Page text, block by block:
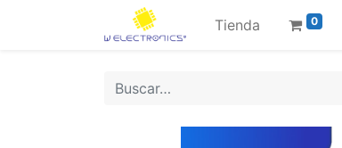
Tienda 0